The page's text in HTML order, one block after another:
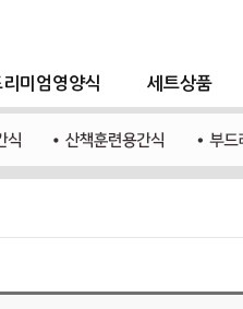
미엄영양식 세트상품